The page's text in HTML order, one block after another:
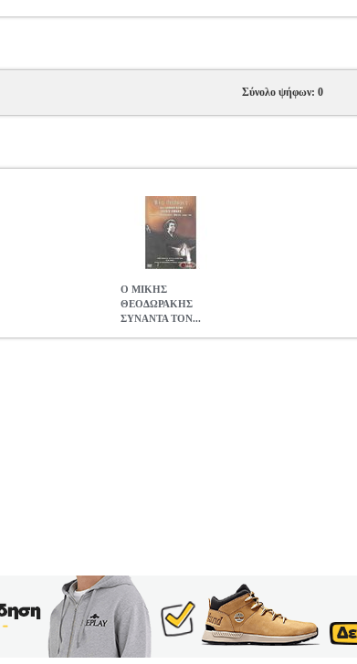
Σύνολο ψήφων: 0
Ο ΜΙΚΗΣ
ΘΕΟΔΩΡΑΚΗΣ
ΣΥΝΑΝΤΑ ΤΟΝ...